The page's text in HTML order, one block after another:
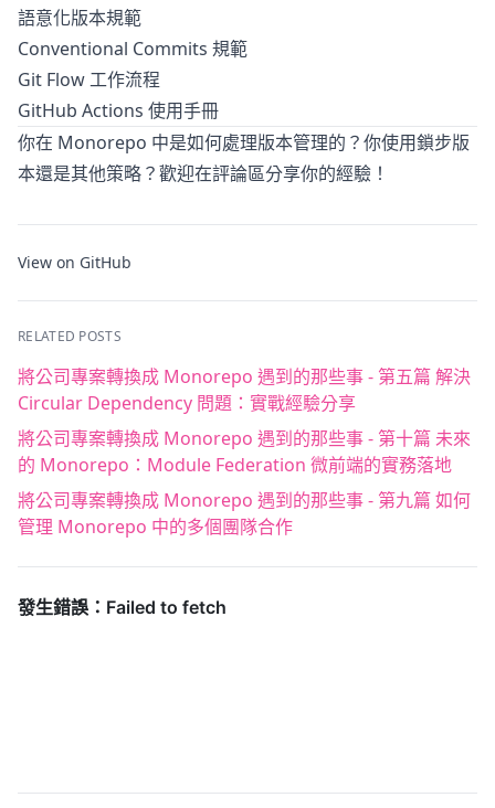
語意化版本規範
Conventional Commits 規範
Git Flow 工作流程
GitHub Actions 使用手冊
你在 Monorepo 中是如何處理版本管理的？你使用鎖步版
本還是其他策略？歡迎在評論區分享你的經驗！
View on GitHub
RELATED POSTS
將公司專案轉換成 Monorepo 遇到的那些事 - 第五篇 解決
Circular Dependency 問題：實戰經驗分享
將公司專案轉換成 Monorepo 遇到的那些事 - 第十篇 未來
的 Monorepo：Module Federation 微前端的實務落地
將公司專案轉換成 Monorepo 遇到的那些事 - 第九篇 如何
管理 Monorepo 中的多個團隊合作